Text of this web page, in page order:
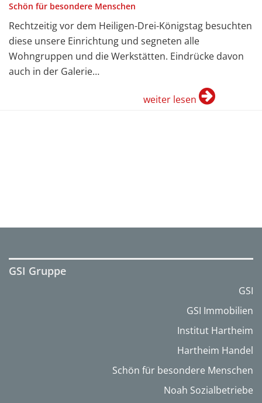
Schön für besondere Menschen
Rechtzeitig vor dem Heiligen-Drei-Königstag besuchten
diese unsere Einrichtung und segneten alle
Wohngruppen und die Werkstätten. Eindrücke davon
auch in der Galerie…
weiter lesen
GSI Gruppe
GSI
GSI Immobilien
Institut Hartheim
Hartheim Handel
Schön für besondere Menschen
Noah Sozialbetriebe